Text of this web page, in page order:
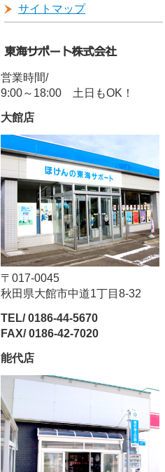
サイトマップ
営業時間/
9:00～18:00 土日もOK！
大館店
〒017-0045
秋田県大館市中道1丁目8-32
TEL/ 0186-44-5670
FAX/ 0186-42-7020
能代店